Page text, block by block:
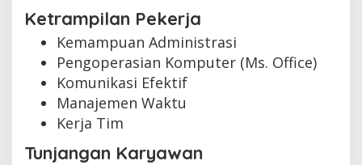
Ketrampilan Pekerja
Kemampuan Administrasi
Pengoperasian Komputer (Ms. Office)
Komunikasi Efektif
Manajemen Waktu
Kerja Tim
Tunjangan Karyawan